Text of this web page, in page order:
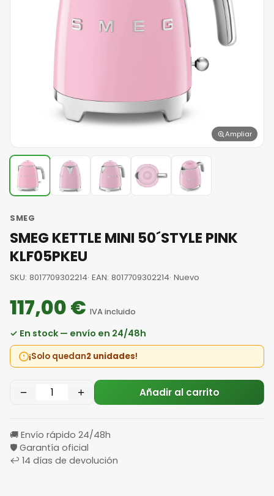
Ampliar
SMEG
SMEG KETTLE MINI 50´STYLE PINK
KLF05PKEU
SKU: 8017709302214· EAN: 8017709302214· Nuevo
117,00 € IVA incluido
✓ En stock — envío en 24/48h
¡Solo quedan2 unidades!
− + Añadir al carrito
🚚 Envío rápido 24/48h
🛡️ Garantía oficial
↩️ 14 días de devolución